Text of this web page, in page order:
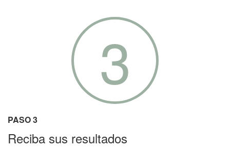
3
PASO 3
Reciba sus resultados